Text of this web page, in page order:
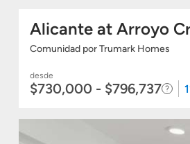
Alicante at Arroyo
Comunidad porTrumark Homes
desde
$730,000 - $796,737